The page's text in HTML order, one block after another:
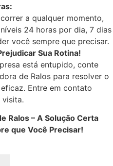
a qualquer momento,
24 horas por dia, 7 dias
você sempre que precisar.
Sua Rotina!
está entupido, conte
de Ralos para resolver o
Entre em contato
visita.
Ralos – A Solução Certa
que Você Precisar!